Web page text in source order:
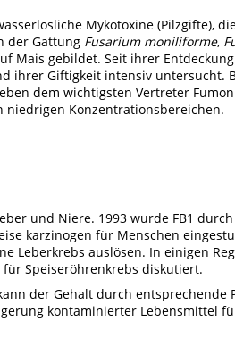
Mykotoxine (Pilzgifte),
der Gattung Fusarium moniliforme,
Mais gebildet. Seit ihrer
ihrer Giftigkeit intensiv untersucht.
dem wichtigsten Vertreter
niedrigen Konzentrationsbereichen.
und Niere. 1993 wurde FB1
karzinogen für Menschen
Leberkrebs auslösen. In einigen
Speiseröhrenkrebs diskutiert.
der Gehalt durch entsprechende
kontaminierter Lebensmittel